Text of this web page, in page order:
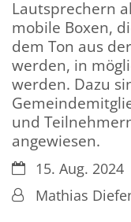
Lautsprechern
mobile Boxen,
dem Ton aus
werden, in
werden. Dazu
und
angewiesen.
Datum:15. Aug. 2024
Von:Mathias